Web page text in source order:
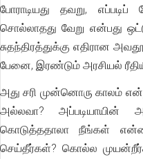
போராடியது தவறு,
சொல்லாதது வேறு என்பது
சுதந்திரத்துக்கு எதிரான
பேனை, இரண்டும் அரசியல்
அது சரி முன்னொரு காலம்
அல்லவா? அப்படியாயின்
கொடுத்ததாலா நீங்கள்
செய்தீர்கள்? கொல்ல